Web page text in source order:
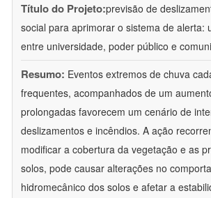
Título do Projeto:previsão de
social para aprimorar o sistema de alerta:
entre universidade, poder público e
Resumo: Eventos extremos de chuva
frequentes, acompanhados de um
prolongadas favorecem um cenário de
deslizamentos e incêndios. A ação
modificar a cobertura da vegetação e as
solos, pode causar alterações no
hidromecânico dos solos e afetar a